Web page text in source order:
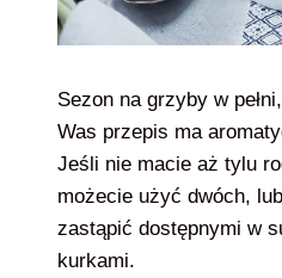
Sezon na grzyby w
Was przepis ma
Jeśli nie macie aż tylu
możecie użyć dwóch,
zastąpić dostępnymi w
kurkami.